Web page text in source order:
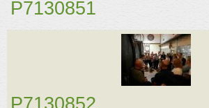
P7130851
P7130852